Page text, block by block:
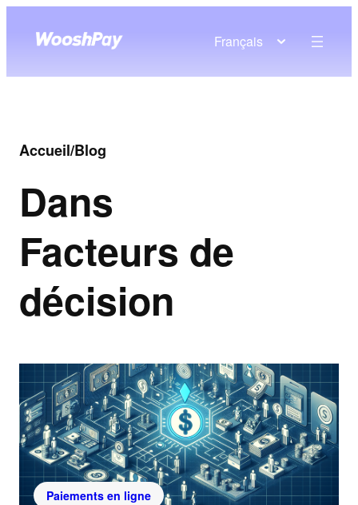
Français
Accueil/Blog
Dans
Facteurs de
décision
Paiements en ligne